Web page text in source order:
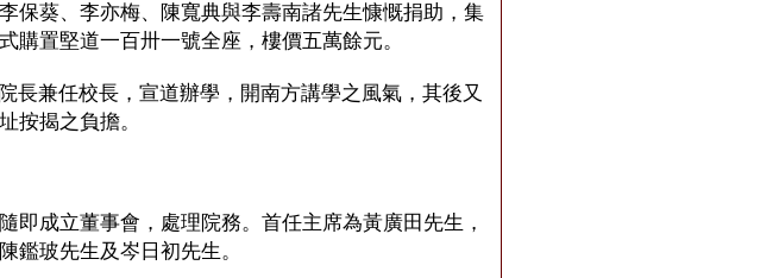
保葵、李亦梅、陳寬典與李壽南諸先生慷慨捐助，集
購置堅道一百卅一號全座，樓價五萬餘元。
長兼任校長，宣道辦學，開南方講學之風氣，其後又
按揭之負擔。
即成立董事會，處理院務。首任主席為黃廣田先生，
鑑玻先生及岑日初先生。